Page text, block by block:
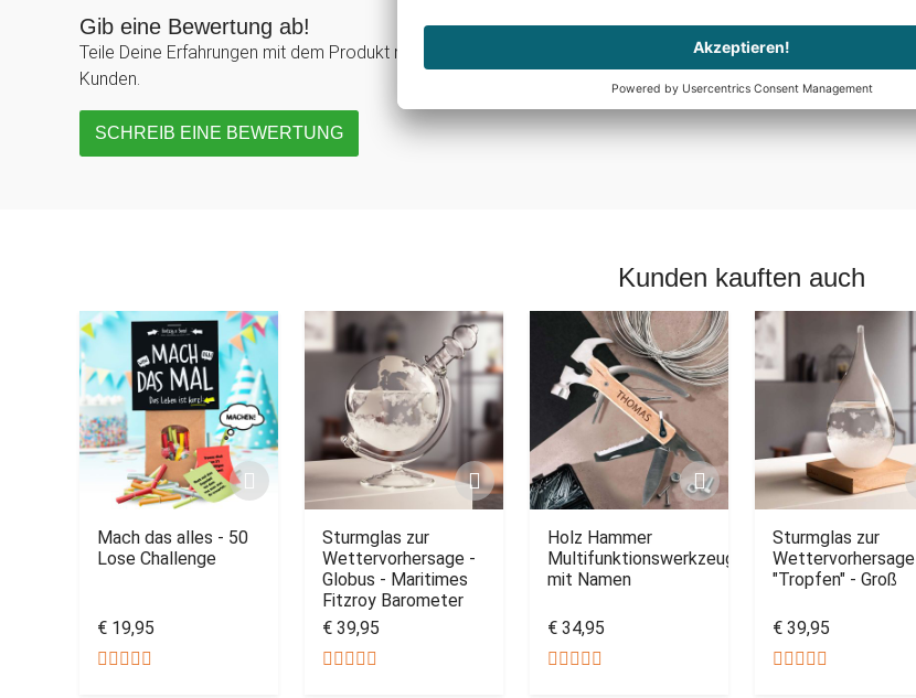
Gib eine Bewertung ab!
Teile Deine Erfahrungen mit dem Produkt mit anderen
Kunden.
SCHREIB EINE BEWERTUNG
Kunden kauften auch
Mach das alles - 50
Lose Challenge
€ 19,95
Sturmglas zur
Wettervorhersage -
Globus - Maritimes
Fitzroy Barometer
€ 39,95
Holz Hammer
Multifunktionswerkzeug
mit Namen
€ 34,95
Sturmglas zur
Wettervorhersage
"Tropfen" - Groß
€ 39,95